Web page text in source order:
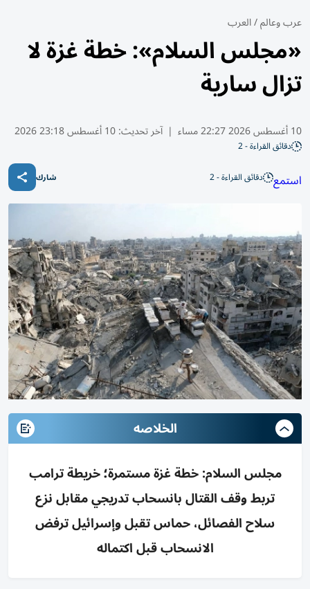
عرب وعالم/العرب
«مجلس السلام»: خطة غزة لا
تزال سارية
10 أغسطس 2026 22:27 مساء | آخر تحديث:10 أغسطس 23:18 2026
دقائق القراءة - 2
استمع دقائق القراءة - 2 شارك
الخلاصه
مجلس السلام: خطة غزة مستمرة؛ خريطة ترامب
تربط وقف القتال بانسحاب تدريجي مقابل نزع
سلاح الفصائل، حماس تقبل وإسرائيل ترفض
الانسحاب قبل اكتماله